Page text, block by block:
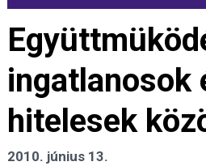
ingatlanosok
hitelesek
2010. június 13.